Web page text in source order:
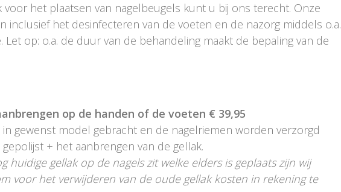
voor het plaatsen van nagelbeugels kunt u bij ons terecht. Onze
inclusief het desinfecteren van de voeten en de nazorg middels o.a.
Let op: o.a. de duur van de behandeling maakt de bepaling van de
op de handen of de voeten € 39,95
gewenst model gebracht en de nagelriemen worden verzorgd
+ het aanbrengen van de gellak.
huidige gellak op de nagels zit welke elders is geplaats zijn wij
voor het verwijderen van de oude gellak kosten in rekening te